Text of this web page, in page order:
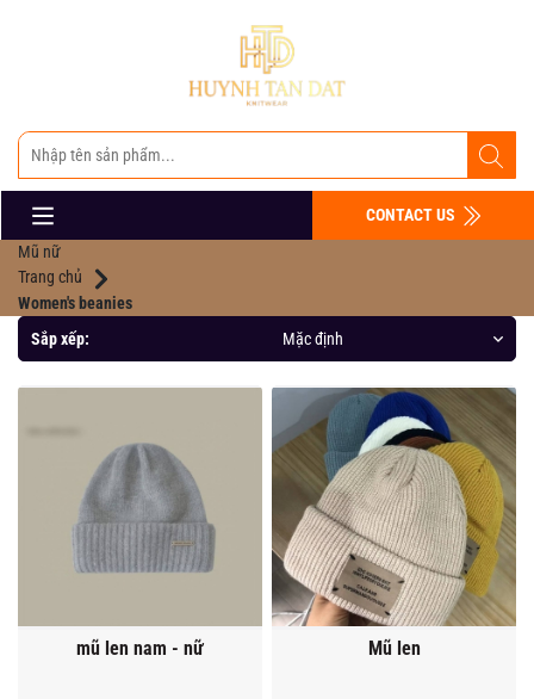
CONTACT US
Mũ nữ
Trang chủ
Women's beanies
Sắp xếp:
Mặc định
mũ len nam - nữ Mũ len